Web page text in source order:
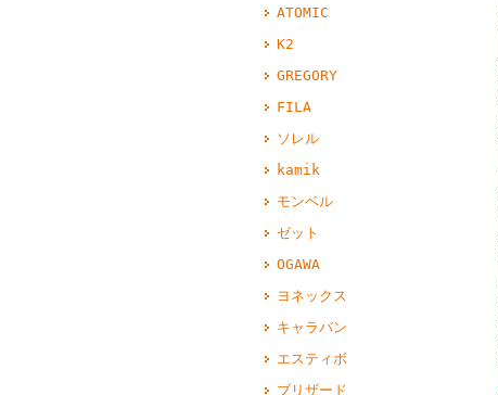
ATOMIC
K2
GREGORY
FILA
ソレル
kamik
モンベル
ゼット
OGAWA
ヨネックス
キャラバン
エスティボ
ブリザード